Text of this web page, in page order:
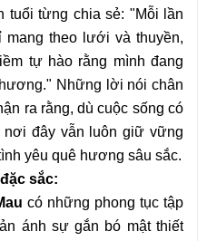
tuổi từng chia sẻ: "Mỗi lần
mang theo lưới và thuyền,
tự hào rằng mình đang
Những lời nói chân
ra rằng, dù cuộc sống có
nơi đây vẫn luôn giữ vững
yêu quê hương sâu sắc.
sắc:
có những phong tục tập
ánh sự gắn bó mật thiết